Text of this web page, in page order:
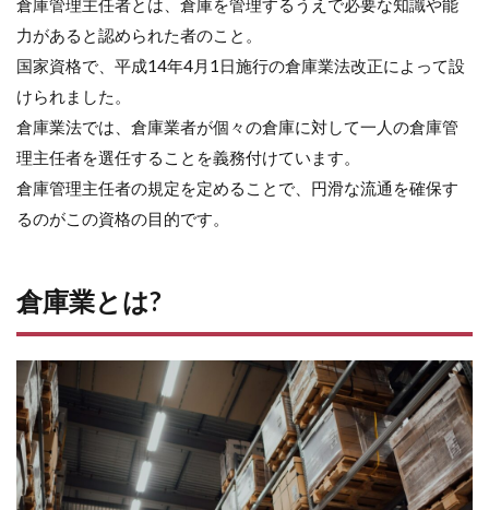
ける
火災
の防
止・
その
他倉
庫の
施設
の管
理
業務
運営
の確
保
3.3
労働
災害
倉庫管理主任者とは、倉庫を管理するうえで必要な知識や能
力があると認められた者のこと。
国家資格で、平成14年4月1日施行の倉庫業法改正によって設
けられました。
倉庫業法では、倉庫業者が個々の倉庫に対して一人の倉庫管
理主任者を選任することを義務付けています。
倉庫管理主任者の規定を定めることで、円滑な流通を確保す
るのがこの資格の目的です。
倉庫業とは?